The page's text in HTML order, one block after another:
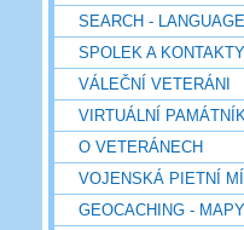
SEARCH - LANGUAGE
SPOLEK A KONTAKTY
VÁLEČNÍ VETERÁNI
VIRTUÁLNÍ PAMÁTNÍK
O VETERÁNECH
VOJENSKÁ PIETNÍ
GEOCACHING - MAPY